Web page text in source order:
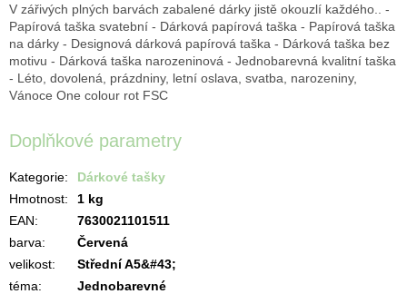
V zářivých plných barvách zabalené dárky jistě okouzlí každého.. -
Papírová taška svatební - Dárková papírová taška - Papírová taška
na dárky - Designová dárková papírová taška - Dárková taška bez
motivu - Dárková taška narozeninová - Jednobarevná kvalitní taška
- Léto, dovolená, prázdniny, letní oslava, svatba, narozeniny,
Vánoce One colour rot FSC
Doplňkové parametry
Kategorie:
Dárkové tašky
Hmotnost:
1 kg
EAN:
7630021101511
barva:
Červená
velikost:
Střední A5&#43;
téma:
Jednobarevné